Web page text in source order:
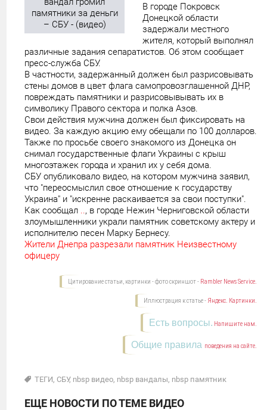
В городе Покровск
Донецкой области
задержали местного
жителя, который выполнял
различные задания сепаратистов. Об этом сообщает
пресс-служба СБУ.
В частности, задержанный должен был разрисовывать
стены домов в цвет флага самопровозглашенной ДНР,
повреждать памятники и разрисовывывать их в
символику Правого сектора и полка Азов.
Свои действия мужчина должен был фиксировать на
видео. За каждую акцию ему обещали по 100 долларов.
Также по просьбе своего знакомого из Донецка он
снимал государственные флаги Украины с крыш
многоэтажек города и хранил их у себя дома.
СБУ опубликовало видео, на котором мужчина заявил,
что "переосмыслил свое отношение к государству
Украина" и "искренне раскаивается за свои поступки".
Как сообщал .., в городе Нежин Черниговской области
злоумышленники украли памятник советскому актеру и
исполнителю песен Марку Бернесу.
Жители Днепра разрезали памятник Неизвестному
офицеру
Цитирование статьи, картинки - фото скриншот - Rambler News Service.
Иллюстрация к статье - Яндекс. Картинки.
Есть вопросы. Напишите нам.
Общие правила поведения на сайте.
ТЕГИ,СБУ, nbsp видео, nbsp вандалы, nbsp памятник
ЕЩЕ НОВОСТИ ПО ТЕМЕ ВИДЕО